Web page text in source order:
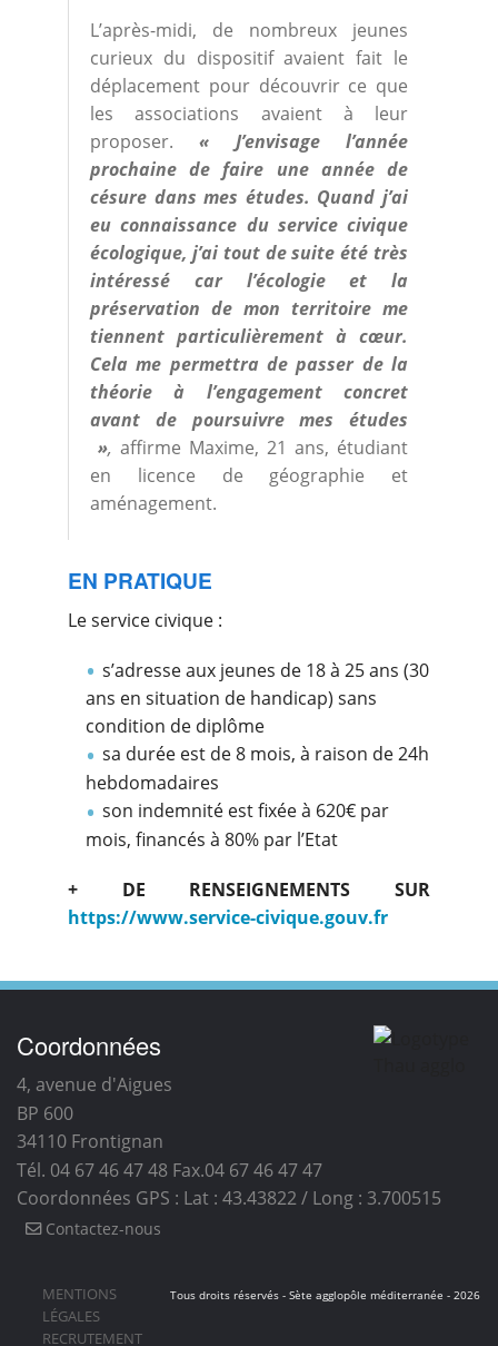
L’après-midi, de nombreux jeunes
curieux du dispositif avaient fait le
déplacement pour découvrir ce que
les associations avaient à leur
proposer.« J’envisage l’année
prochaine de faire une année de
césure dans mes études. Quand j’ai
eu connaissance du service civique
écologique, j’ai tout de suite été très
intéressé car l’écologie et la
préservation de mon territoire me
tiennent particulièrement à cœur.
Cela me permettra de passer de la
théorie à l’engagement concret
avant de poursuivre mes études
», affirme Maxime, 21 ans, étudiant
en licence de géographie et
aménagement.
EN PRATIQUE
Le service civique :
s’adresse aux jeunes de 18 à 25 ans (30
ans en situation de handicap) sans
condition de diplôme
sa durée est de 8 mois, à raison de 24h
hebdomadaires
son indemnité est fixée à 620€ par
mois, financés à 80% par l’Etat
+ DE RENSEIGNEMENTS SUR
https://www.service-civique.gouv.fr
Coordonnées
4, avenue d'Aigues
BP 600
34110 Frontignan
Tél. 04 67 46 47 48 Fax.04 67 46 47 47
Coordonnées GPS : Lat : 43.43822 / Long : 3.700515
Contactez-nous
Tous droits réservés - Sète agglopôle méditerranée - 2026
MENTIONS
LÉGALES
RECRUTEMENT